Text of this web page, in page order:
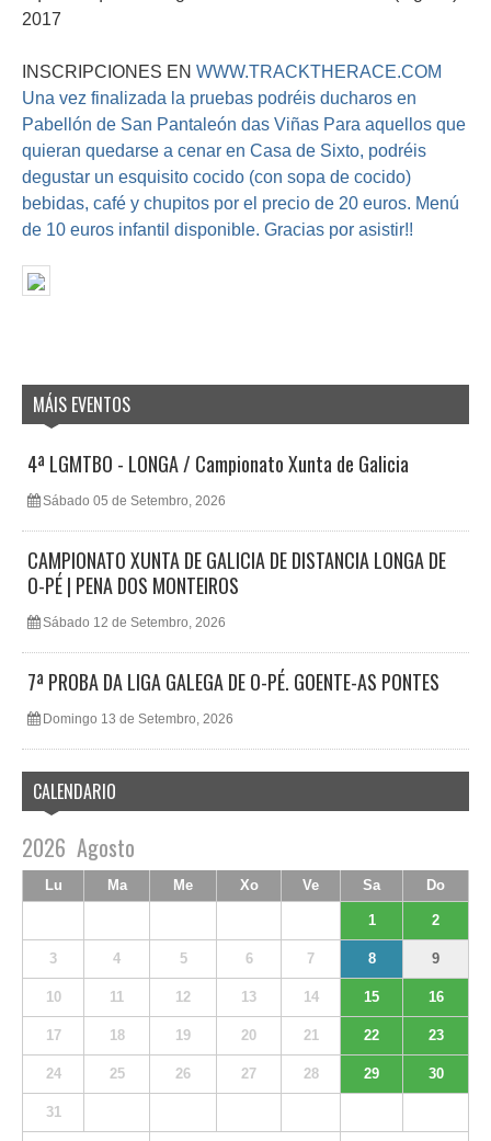
2017
INSCRIPCIONES EN WWW.TRACKTHERACE.COM
Una vez finalizada la pruebas podréis ducharos en
Pabellón de San Pantaleón das Viñas Para aquellos que
quieran quedarse a cenar en Casa de Sixto, podréis
degustar un esquisito cocido (con sopa de cocido)
bebidas, café y chupitos por el precio de 20 euros. Menú
de 10 euros infantil disponible. Gracias por asistir!!
MÁIS EVENTOS
4ª LGMTBO - LONGA / Campionato Xunta de Galicia
Sábado 05 de Setembro, 2026
CAMPIONATO XUNTA DE GALICIA DE DISTANCIA LONGA DE
O-PÉ | PENA DOS MONTEIROS
Sábado 12 de Setembro, 2026
7ª PROBA DA LIGA GALEGA DE O-PÉ. GOENTE-AS PONTES
Domingo 13 de Setembro, 2026
CALENDARIO
2026 Agosto
Lu Ma Me Xo Ve Sa Do
1 2
3 4 5 6 7 8 9
10 11 12 13 14 15 16
17 18 19 20 21 22 23
24 25 26 27 28 29 30
31